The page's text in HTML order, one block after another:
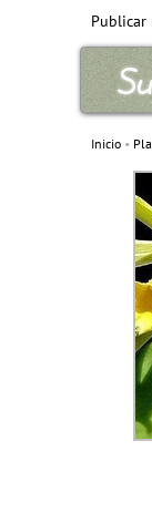
Inicio